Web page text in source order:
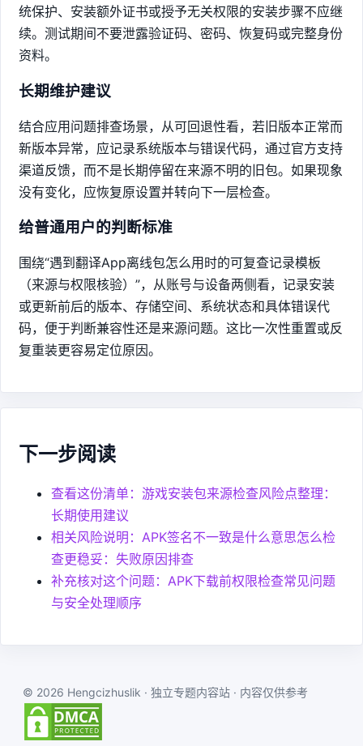
统保护、安装额外证书或授予无关权限的安装步骤不应继
续。测试期间不要泄露验证码、密码、恢复码或完整身份
资料。
长期维护建议
结合应用问题排查场景，从可回退性看，若旧版本正常而
新版本异常，应记录系统版本与错误代码，通过官方支持
渠道反馈，而不是长期停留在来源不明的旧包。如果现象
没有变化，应恢复原设置并转向下一层检查。
给普通用户的判断标准
围绕“遇到翻译App离线包怎么用时的可复查记录模板
（来源与权限核验）”，从账号与设备两侧看，记录安装
或更新前后的版本、存储空间、系统状态和具体错误代
码，便于判断兼容性还是来源问题。这比一次性重置或反
复重装更容易定位原因。
下一步阅读
查看这份清单：游戏安装包来源检查风险点整理：
长期使用建议
相关风险说明：APK签名不一致是什么意思怎么检
查更稳妥：失败原因排查
补充核对这个问题：APK下载前权限检查常见问题
与安全处理顺序
© 2026 Hengcizhuslik · 独立专题内容站 · 内容仅供参考